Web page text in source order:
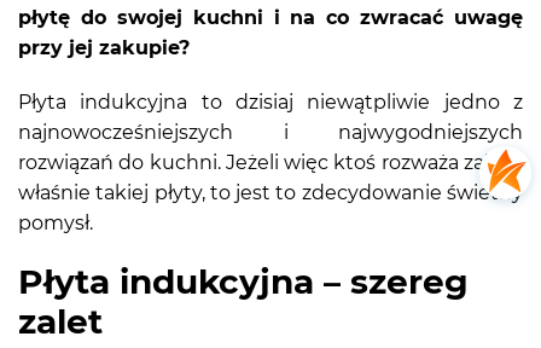
płytę do swojej kuchni i na co zwracać uwagę
przy jej zakupie?
Płyta indukcyjna to dzisiaj niewątpliwie jedno z
najnowocześniejszych i najwygodniejszych
rozwiązań do kuchni. Jeżeli więc ktoś rozważa zakup
właśnie takiej płyty, to jest to zdecydowanie świetny
pomysł.
Płyta indukcyjna – szereg
zalet